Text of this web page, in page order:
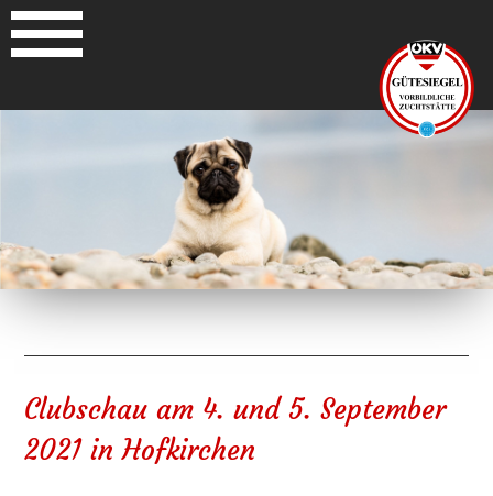
Clubschau am 4. und 5. September
2021 in Hofkirchen